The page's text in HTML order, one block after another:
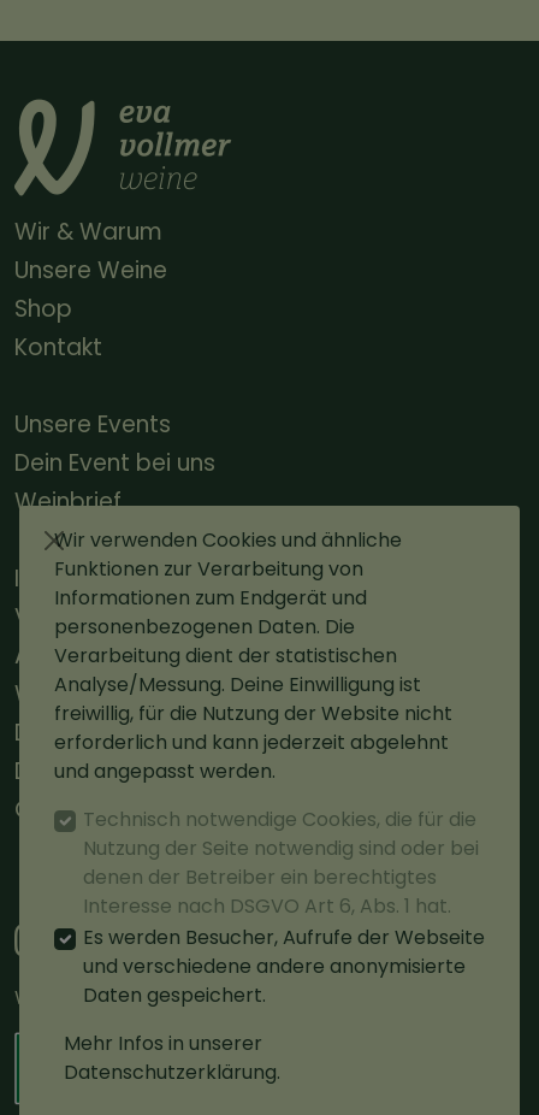
Wir verwenden Cookies und ähnliche
Funktionen zur Verarbeitung von
Informationen zum Endgerät und
personenbezogenen Daten. Die
Verarbeitung dient der statistischen
Analyse/Messung. Deine Einwilligung ist
freiwillig, für die Nutzung der Website nicht
erforderlich und kann jederzeit abgelehnt
und angepasst werden.
Technisch notwendige Cookies, die für die
Nutzung der Seite notwendig sind oder bei
denen der Betreiber ein berechtigtes
Interesse nach DSGVO Art 6, Abs. 1 hat.
Es werden Besucher, Aufrufe der Webseite
und verschiedene andere anonymisierte
Daten gespeichert.
Mehr Infos in unserer
Datenschutzerklärung.
Wir & Warum
Unsere Weine
Shop
Kontakt
Unsere Events
Dein Event bei uns
Weinbrief
Impressum
Versand
AGBs
Widerruf
Datenschutz
Datenschutz Social Media
Cookie-Einstellungen
Vertrag widerrufen
Wir sind zerifiziert.